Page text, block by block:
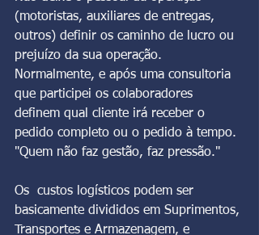
(motoristas, auxiliares de entregas,
outros) definir os caminho de lucro ou
prejuízo da sua operação.
Normalmente, e após uma consultoria
que participei os colaboradores
definem qual cliente irá receber o
pedido completo ou o pedido à tempo.
"Quem não faz gestão, faz pressão."
Os  custos logísticos podem ser
basicamente divididos em Suprimentos,
Transportes e Armazenagem, e